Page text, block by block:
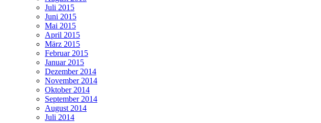
Juli 2015
Juni 2015
Mai 2015
April 2015
März 2015
Februar 2015
Januar 2015
Dezember 2014
November 2014
Oktober 2014
September 2014
August 2014
Juli 2014